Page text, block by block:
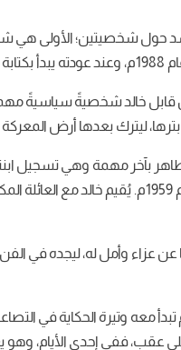
حول شخصيتين؛ الأولى هي
قابل خالد شخصيةً سياسيةً
ليترك بعدها أرض المعركة
بآخر مهمة وهي تسجيل ابنته
وراءه أرملة وابنًا وبنتًا في عام
عن عزاء وأمل له، ليجده
تبدأ معه وتيرة الحكاية في
عقب، ففي إحدى الأيام،